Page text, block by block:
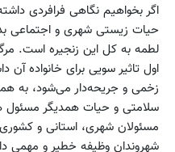
اگر بخواهیم نگاهی فرافردی
حیات زیستی شهری و اجتماعی
لطمه به کل این زنجیره است.
اول تاثیر سویی برای خانواده
زخمی و جریحه‌دار می‌شود، به
سلامتی و حیات همدیگر مسئول
مسئولان شهری، استانی و
شهروندان وظیفه خطیر و مهمی